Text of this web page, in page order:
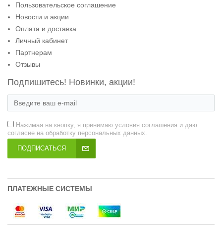
Пользовательское соглашение
Новости и акции
Оплата и доставка
Личный кабинет
Партнерам
Отзывы
Подпишитесь! Новинки, акции!
Нажимая на кнопку, я принимаю условия соглашения и даю
согласие на обработку персональных данных.
ПОДПИСАТЬСЯ
ПЛАТЕЖНЫЕ СИСТЕМЫ